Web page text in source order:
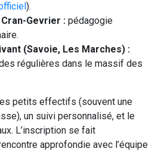
).
Gevrier : pédagogie
(Savoie, Les Marches) :
régulières dans le massif des
petits effectifs (souvent une
un suivi personnalisé, et le
L’inscription se fait
approfondie avec l’équipe